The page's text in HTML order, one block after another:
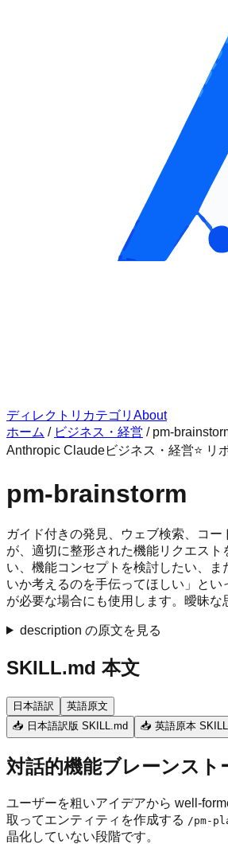
ディレクトリ カテゴリ About
ホーム / ビジネス・経営 / pm-
Anthropic Claudeビジネス・経営⭐ リ
pm-brainstorm
ガイド付きの発見、ウェブ検索、コ
が、適切に整形された機能リクエス
い、機能コンセプトを検討したい、
いか考えるのを手伝ってほしい」と
が必要な場合にも使用します。曖昧な
description の原文を見る
SKILL.md 本文
日本語訳
英語原文
📥 日本語訳版 SKILL.md
📥 英語原本
対話的機能ブレーンスト
ユーザーを粗いアイデアから well-
取ってエンティティを作成する /pm-
晶化していない段階です。